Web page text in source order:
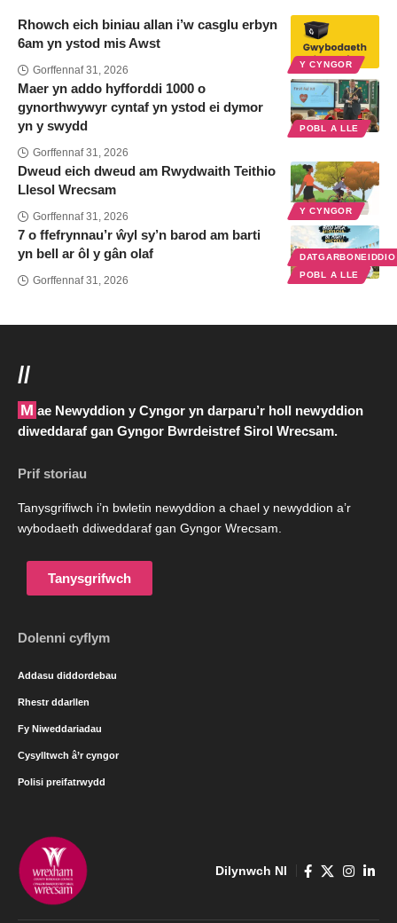
Y CYNGOR
Rhowch eich biniau allan i’w casglu erbyn
6am yn ystod mis Awst
Gorffennaf 31, 2026
POBL A LLE
Maer yn addo hyfforddi 1000 o
gynorthwywyr cyntaf yn ystod ei dymor
yn y swydd
Gorffennaf 31, 2026
Y CYNGOR
Dweud eich dweud am Rwydwaith Teithio
Llesol Wrecsam
Gorffennaf 31, 2026
POBL A LLE
7 o ffefrynnau’r ŵyl sy’n barod am barti
yn bell ar ôl y gân olaf
Gorffennaf 31, 2026
//
Mae Newyddion y Cyngor yn darparu’r holl newyddion
diweddaraf gan Gyngor Bwrdeistref Sirol Wrecsam.
Prif storiau
Tanysgrifiwch i’n bwletin newyddion a chael y newyddion a’r
wybodaeth ddiweddaraf gan Gyngor Wrecsam.
Tanysgrifwch
Dolenni cyflym
Addasu diddordebau
Rhestr ddarllen
Fy Niweddariadau
Cysylltwch â’r cyngor
Polisi preifatrwydd
Dilynwch NI